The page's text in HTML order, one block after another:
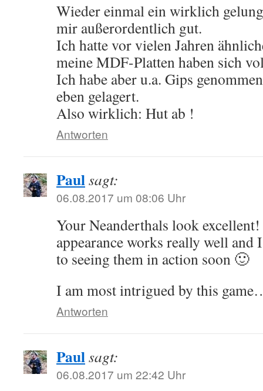
Wieder einmal ein wirklich
mir außerordentlich gut.
Ich hatte vor vielen Jahren
meine MDF-Platten haben sich
Ich habe aber u.a. Gips
eben gelagert.
Also wirklich: Hut ab !
Antworten
Paulsagt:
06.08.2017 um 08:06 Uhr
Your Neanderthals look
appearance works really well
to seeing them in action soon 🙂
I am most intrigued by this
Antworten
Paulsagt:
06.08.2017 um 22:42 Uhr